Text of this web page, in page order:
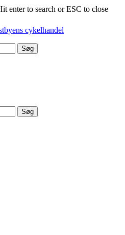
enter to search or ESC to close
Søg
Søg